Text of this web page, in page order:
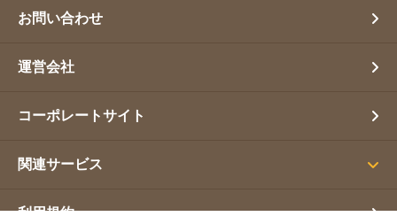
お問い合わせ
運営会社
コーポレートサイト
関連サービス
利用規約